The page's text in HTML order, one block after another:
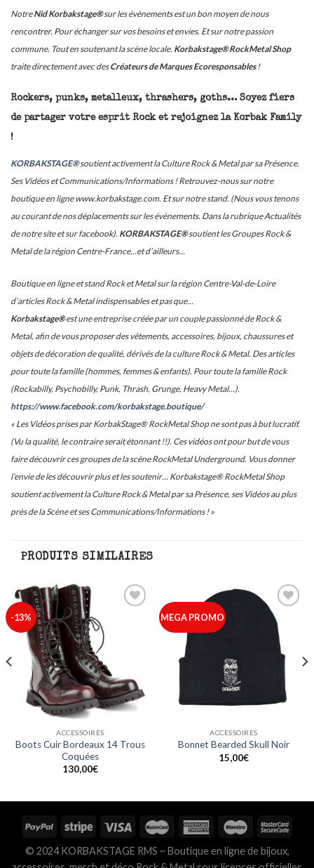
NotreNid Korbakstage®sur les évènements est un bon moyen de nous
rencontrer. Pour échanger sur vos besoins et envies. Et sur notre passion
commune. Tout en soutenant la scène locale. Korbakstage® RockMetal Shop
traite directement avec desCréateurs de Marques Ecoresponsables!
Rockers, punks, metalleux, thrashers, goths… Soyez fiers
de partager votre esprit Rock et rejoignez la Korbak Family
!
KORBAKSTAGE®soutient activement la Culture Rock & Metal par sa Présence.
Ses Vidéos et Communications/Informations ! Retrouvez-nous sur notre
boutique en ligne www.korbakstage.com. Et sur notre stand. (Nous vous tenons
au courant de nos déplacements sur les évènements. Dans la rubrique Actualités
de notre site et sur facebook). KORBAKSTAGE®soutient les Groupes Rock &
Metal de la région Centre-France…et d’ailleurs…
Boutique en ligne et stand Rock et Metal sur la région Centre-Val-de-Loire
d’articles Rock & Metal indispensables et pas que…
Korbakstage®est une entreprise créée par un couple passionné de Rock &
Metal, afin de vous proposer des vêtements, accessoires, bijoux, chaussures et
objets de décoration de qualité, dérivés de la culture Rock & Metal. Des articles
pour toute la famille (hommes, femmes & enfants). Pour toute la famille Rock
(Rockabilly, Psychobilly, Punk, Thrash, Grunge, Heavy Metal…).
https://www.facebook.com/korbakstage.boutique/
« Les Vidéos prises par KorbakStage® RockMetal Shop ne sont pas à but lucratif.
(Vu la qualité, le contraire serait étonnant !!). Ces vidéos ont pour but de vous
faire découvrir ces groupes de la scène RockMetal Underground. Vous donner
l’envie de les découvrir plus et les soutenir… Korbakstage® RockMetal Shop
soutient activement la Culture Rock & Metal par sa Présence, ses Vidéos au plus
près de la Scène et ses Communications/Informations ! »
PRODUITS SIMILAIRES
-13%
ACCESSOIRES
Boots Cuir Bordeaux 14 Trous
Coquées
130,00€
MEGA PROMO
Ajouter
à ma
liste
ACCESSOIRES
Bonnet Bearded Skull Noir
15,00€
© 2024 KORBAKSTAGE RMS ~ Boutique en ligne de bijoux,